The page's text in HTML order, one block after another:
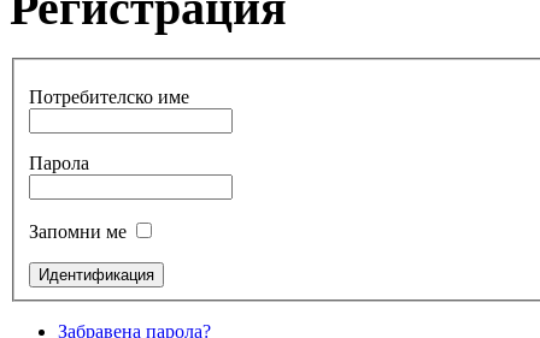
Потребителско име
Парола
Запомни ме
Забравена парола?